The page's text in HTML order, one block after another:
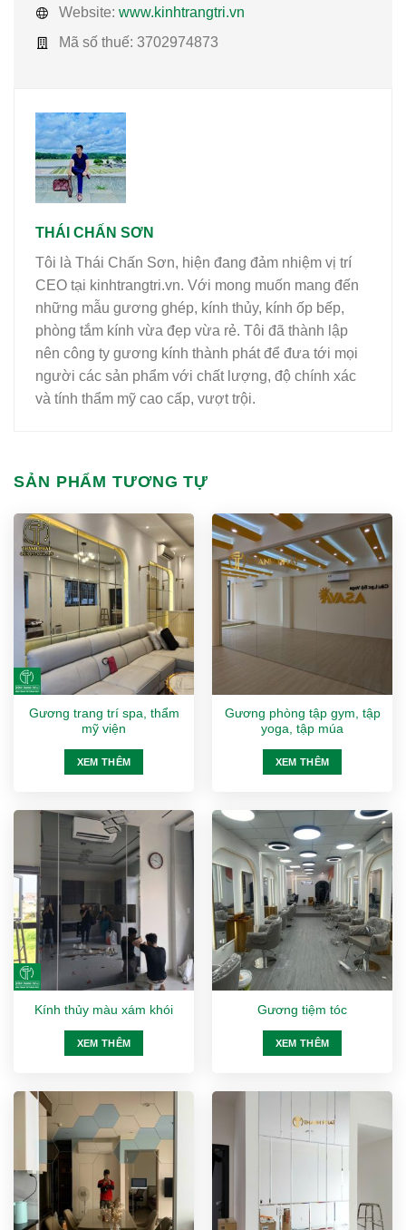
Website: www.kinhtrangtri.vn
Mã số thuế: 3702974873
THÁI CHẤN SƠN
Tôi là Thái Chấn Sơn, hiện đang đảm nhiệm vị trí
CEO tại kinhtrangtri.vn. Với mong muốn mang đến
những mẫu gương ghép, kính thủy, kính ốp bếp,
phòng tắm kính vừa đẹp vừa rẻ. Tôi đã thành lập
nên công ty gương kính thành phát để đưa tới mọi
người các sản phẩm với chất lượng, độ chính xác
và tính thẩm mỹ cao cấp, vượt trội.
SẢN PHẨM TƯƠNG TỰ
Gương trang trí spa, thẩm
mỹ viện
XEM THÊM
Gương phòng tập gym, tập
yoga, tập múa
XEM THÊM
Kính thủy màu xám khói
XEM THÊM
Gương tiệm tóc
XEM THÊM